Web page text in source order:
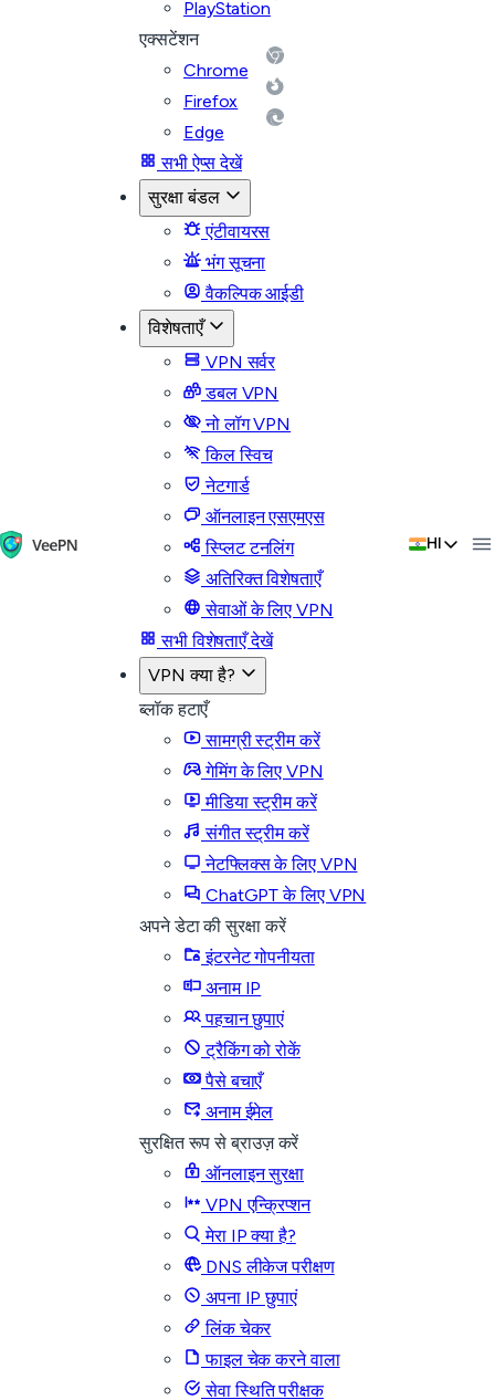
PlayStation
एक्सटेंशन
Chrome
Firefox
Edge
सभी ऐप्स देखें
सुरक्षा बंडल
एंटीवायरस
भंग सूचना
वैकल्पिक आईडी
विशेषताएँ
VPN सर्वर
डबल VPN
नो लॉग VPN
किल स्विच
नेटगार्ड
ऑनलाइन एसएमएस
स्प्लिट टनलिंग
अतिरिक्त विशेषताएँ
सेवाओं के लिए VPN
सभी विशेषताएँ देखें
VPN क्या है?
ब्लॉक हटाएँ
सामग्री स्ट्रीम करें
गेमिंग के लिए VPN
मीडिया स्ट्रीम करें
संगीत स्ट्रीम करें
नेटफ्लिक्स के लिए VPN
ChatGPT के लिए VPN
अपने डेटा की सुरक्षा करें
इंटरनेट गोपनीयता
अनाम IP
पहचान छुपाएं
ट्रैकिंग को रोकें
पैसे बचाएँ
अनाम ईमेल
सुरक्षित रूप से ब्राउज़ करें
ऑनलाइन सुरक्षा
VPN एन्क्रिप्शन
मेरा IP क्या है?
DNS लीकेज परीक्षण
अपना IP छुपाएं
लिंक चेकर
फाइल चेक करने वाला
सेवा स्थिति परीक्षक
HI